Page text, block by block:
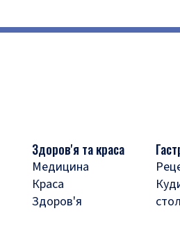
Здоров'я та краса
Медицина
Краса
Здоров'я